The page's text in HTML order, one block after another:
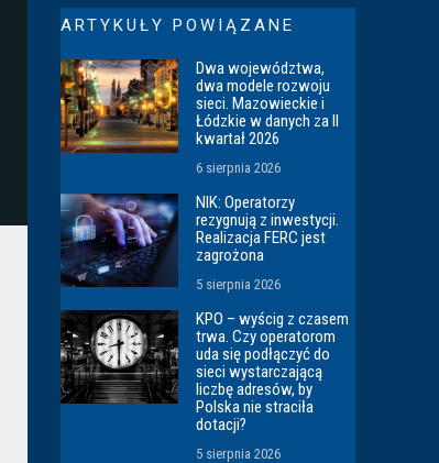
ARTYKUŁY POWIĄZANE
Dwa województwa,
dwa modele rozwoju
sieci. Mazowieckie i
Łódzkie w danych za II
kwartał 2026
6 sierpnia 2026
NIK: Operatorzy
rezygnują z inwestycji.
Realizacja FERC jest
zagrożona
5 sierpnia 2026
KPO – wyścig z czasem
trwa. Czy operatorom
uda się podłączyć do
sieci wystarczającą
liczbę adresów, by
Polska nie straciła
dotacji?
5 sierpnia 2026